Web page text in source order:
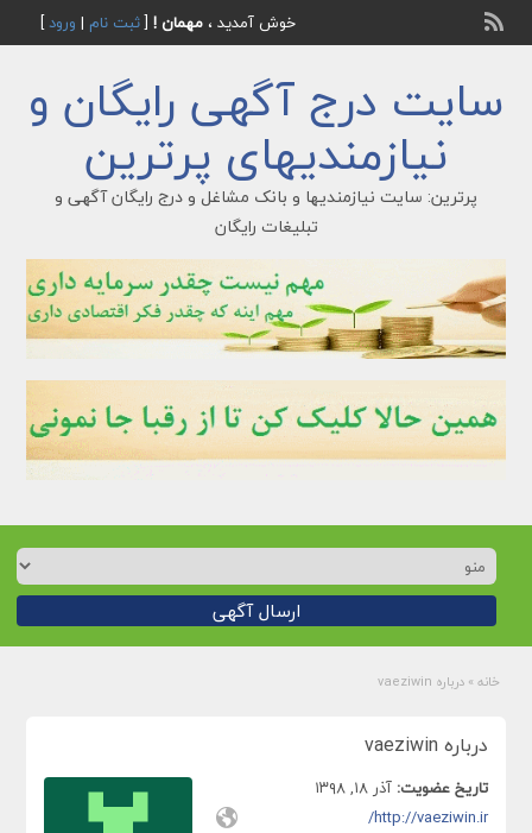
خوش آمدید ، مهمان ![ثبت نام | ورود]
سایت درج آگهی رایگان و
نیازمندیهای پرترین
پرترین: سایت نیازمندیها و بانک مشاغل و درج رایگان آگهی و
تبلیغات رایگان
ارسال آگهی
خانه » درباره vaeziwin
درباره vaeziwin
تاریخ عضویت: آذر ۱۸, ۱۳۹۸
http://vaeziwin.ir/